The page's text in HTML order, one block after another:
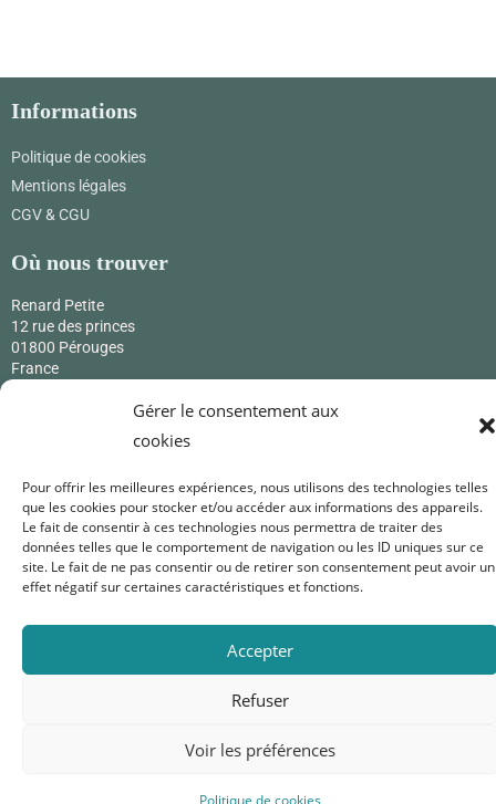
Gérer le consentement aux
cookies
Pour offrir les meilleures expériences, nous utilisons des technologies telles
que les cookies pour stocker et/ou accéder aux informations des appareils.
Le fait de consentir à ces technologies nous permettra de traiter des
données telles que le comportement de navigation ou les ID uniques sur ce
site. Le fait de ne pas consentir ou de retirer son consentement peut avoir un
effet négatif sur certaines caractéristiques et fonctions.
Accepter
Refuser
Voir les préférences
Politique de cookies
Informations
Politique de cookies
Mentions légales
CGV & CGU
Où nous trouver
Renard Petite
12 rue des princes
01800 Pérouges
France
0619171365
renardpetite@gmail.com
Nous suivre